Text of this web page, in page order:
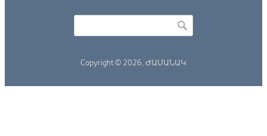
Copyright © 2026, ԺԱՄԱՆԱԿ